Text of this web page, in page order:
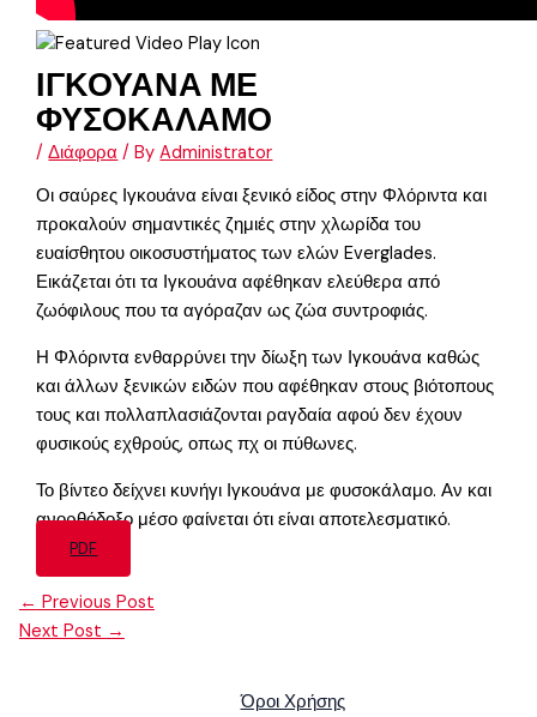
ΙΓΚΟΥΑΝΑ ΜΕ
ΦΥΣΟΚΑΛΑΜΟ
/Διάφορα / ByAdministrator
Οι σαύρες Ιγκουάνα είναι ξενικό είδος στην Φλόριντα και
προκαλούν σημαντικές ζημιές στην χλωρίδα του
ευαίσθητου οικοσυστήματος των ελών Everglades.
Εικάζεται ότι τα Ιγκουάνα αφέθηκαν ελεύθερα από
ζωόφιλους που τα αγόραζαν ως ζώα συντροφιάς.
Η Φλόριντα ενθαρρύνει την δίωξη των Ιγκουάνα καθώς
και άλλων ξενικών ειδών που αφέθηκαν στους βιότοπους
τους και πολλαπλασιάζονται ραγδαία αφού δεν έχουν
φυσικούς εχθρούς, οπως πχ οι πύθωνες.
Το βίντεο δείχνει κυνήγι Ιγκουάνα με φυσοκάλαμο. Αν και
ανορθόδοξο μέσο φαίνεται ότι είναι αποτελεσματικό.
PDF
← Previous Post
Next Post →
Όροι Χρήσης